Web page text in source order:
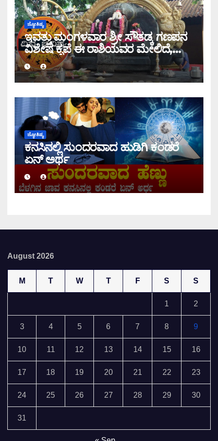
ಜ್ಯೋತಿಷ್ಯ
ಇವತ್ತು ಮಂಗಳವಾರ ಶ್ರೀ ಸೌತಡ್ಕ ಗಣಪನ
ವಿಶೇಷ ಕೃಪೆ ಈ ರಾಶಿಯವರ ಮೇಲಿದೆ,
ಇಂದಿನ ರಾಶಿ ಭವಿಷ್ಯ ತಿಳಿಯಿರಿ
ಜ್ಯೋತಿಷ್ಯ
ಕನಸಿನಲ್ಲಿ ಸುಂದರವಾದ ಹುಡಿಗಿ ಕಂಡರೆ
ಏನ್ ಅರ್ಥ
August 2026
M T W T F S S
1 2
3 4 5 6 7 8 9
10 11 12 13 14 15 16
17 18 19 20 21 22 23
24 25 26 27 28 29 30
31